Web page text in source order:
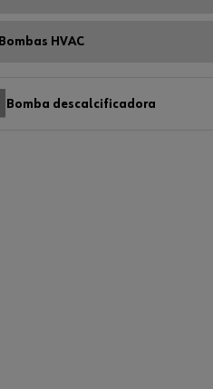
Bombas HVAC
Bomba descalcificadora